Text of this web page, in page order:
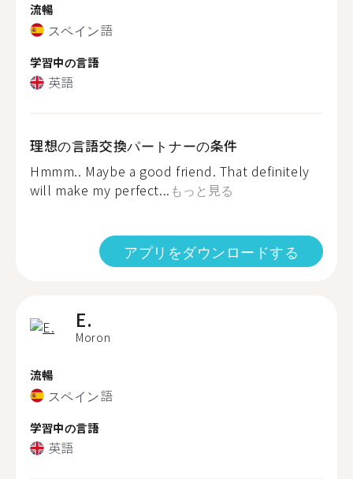
流暢
スペイン語
学習中の言語
英語
理想の言語交換パートナーの条件
Hmmm.. Maybe a good friend. That definitely
will make my perfect... もっと見る
アプリをダウンロードする
E.
Moron
流暢
スペイン語
学習中の言語
英語